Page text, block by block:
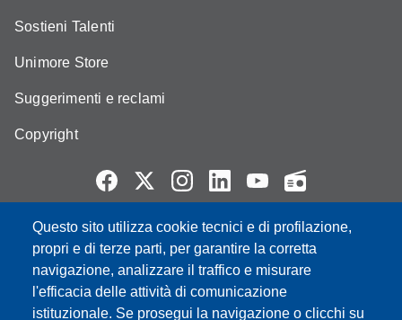
Questo sito utilizza cookie tecnici e di profilazione,
propri e di terze parti, per garantire la corretta
navigazione, analizzare il traffico e misurare
l'efficacia delle attività di comunicazione
istituzionale. Se prosegui la navigazione o clicchi su
Sostieni Talenti
Unimore Store
Suggerimenti e reclami
Copyright
Partita IVA: 00427620364
e-mail: urp@unimore.it
PEC: primo contatto: urp@pec.unimore.it
Indirizzo ReGIndE per notifica Atti Processuali:
direzionelegale@pec.unimore.it